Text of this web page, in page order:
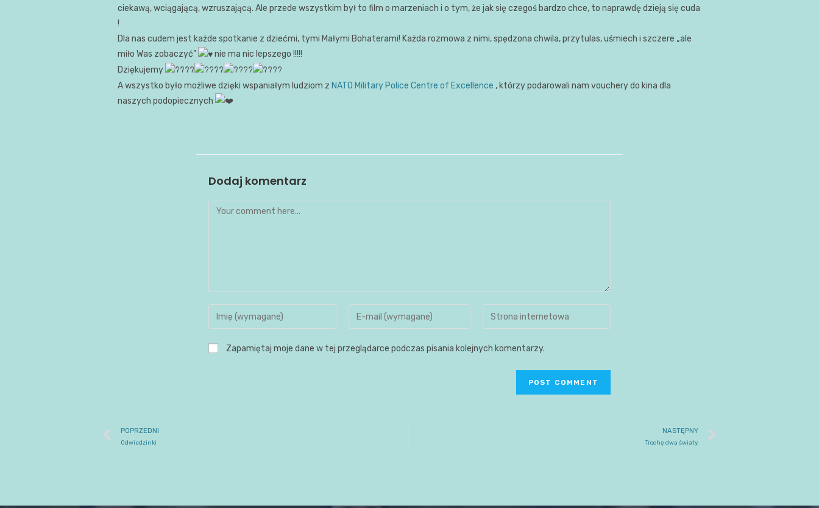
ciekawą, wciągającą, wzruszającą. Ale przede wszystkim był to film o marzeniach i o tym, że jak się czegoś bardzo chce, to naprawdę dzieją się cuda
!
Dla nas cudem jest każde spotkanie z dziećmi, tymi Małymi Bohaterami! Każda rozmowa z nimi, spędzona chwila, przytulas, uśmiech i szczere „ale
miło Was zobaczyć”
nie ma nic lepszego !!!!!
Dziękujemy
A wszystko było możliwe dzięki wspaniałym ludziom z NATO Military Police Centre of Excellence , którzy podarowali nam vouchery do kina dla
naszych podopiecznych
Dodaj komentarz
Zapamiętaj moje dane w tej przeglądarce podczas pisania kolejnych komentarzy.
POPRZEDNI
Odwiedzinki
NASTĘPNY
Trochę dwa światy.